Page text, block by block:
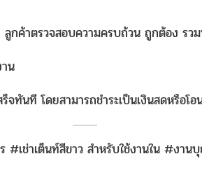
กค้าตรวจสอบความครบถ้วน ถูกต้อง รว
น
ทันที โดยสามารถชำระเป็นเงินสดหรือโอ
#เช่าเต็นท์สีขาว สำหรับใช้งานใน #งา